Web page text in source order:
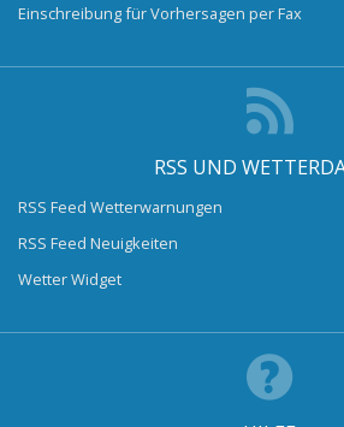
Einschreibung für Vorhersagen per Fax
RSS UND
RSS Feed Wetterwarnungen
RSS Feed Neuigkeiten
Wetter Widget